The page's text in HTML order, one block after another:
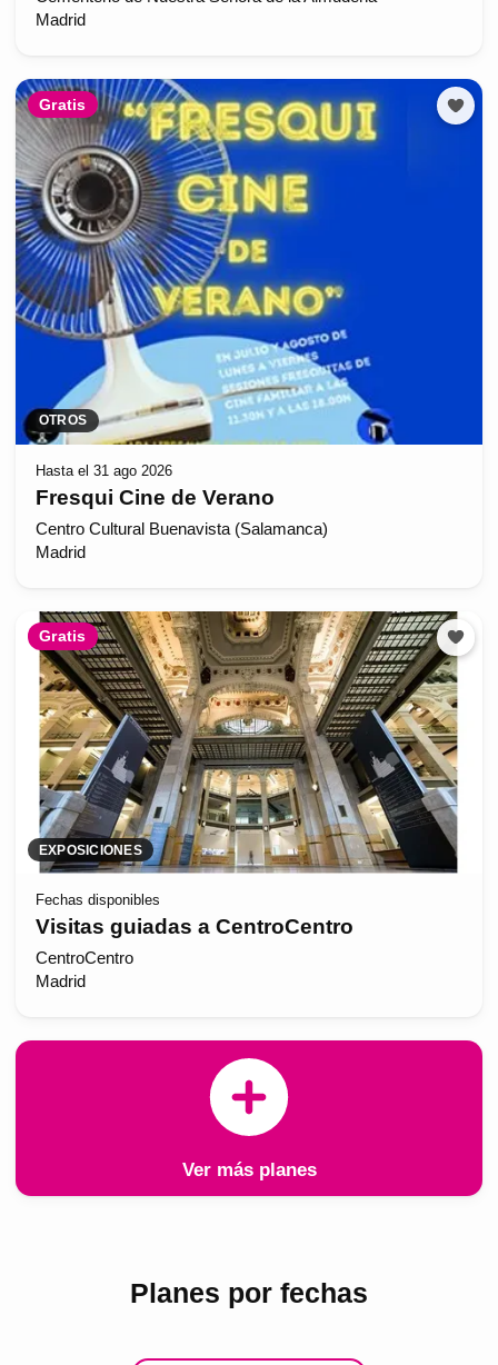
Madrid
Gratis
OTROS
Hasta el 31 ago 2026
Fresqui Cine de Verano
Centro Cultural Buenavista (Salamanca)
Madrid
Gratis
EXPOSICIONES
Fechas disponibles
Visitas guiadas a CentroCentro
CentroCentro
Madrid
Ver más planes
Planes por fechas